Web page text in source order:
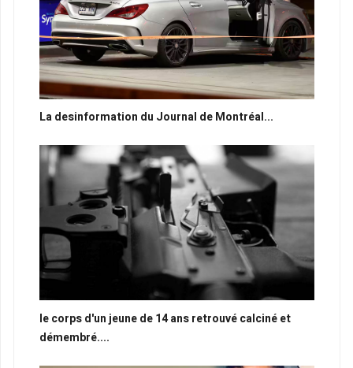
La desinformation du Journal de Montréal...
le corps d'un jeune de 14 ans retrouvé calciné et
démembré....